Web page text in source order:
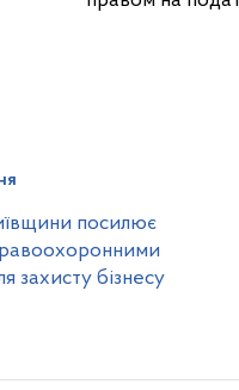
посилює
захисту бізнесу